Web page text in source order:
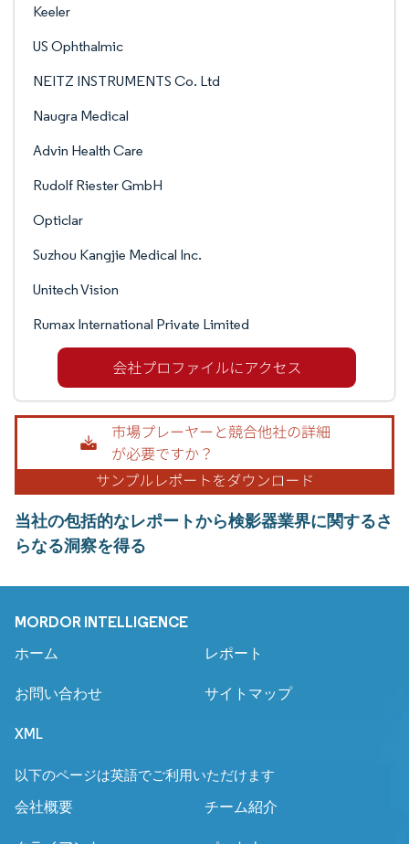
Keeler
US Ophthalmic
NEITZ INSTRUMENTS Co. Ltd
Naugra Medical
Advin Health Care
Rudolf Riester GmbH
Opticlar
Suzhou Kangjie Medical Inc.
Unitech Vision
Rumax International Private Limited
当社の包括的なレポートから検影器業界に関するさ
らなる洞察を得る
MORDOR INTELLIGENCE
ホーム レポート
お問い合わせ サイトマップ
XML
以下のページは英語でご利用いただけます
会社概要 チーム紹介